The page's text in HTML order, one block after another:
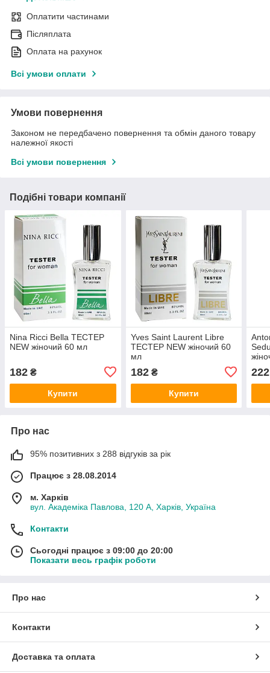
Оплатити частинами
Післяплата
Оплата на рахунок
Всі умови оплати
Умови повернення
Законом не передбачено повернення та обмін даного товару
належної якості
Всі умови повернення
Подібні товари компанії
Nina Ricci Bella ТЕСТЕР
NEW жіночий 60 мл
182 ₴
Купити
Yves Saint Laurent Libre
ТЕСТЕР NEW жіночий 60
мл
182₴
Купити
222
Про нас
95% позитивних з 288 відгуків за рік
Працює з 28.08.2014
м. Харків
вул. Академіка Павлова, 120 А, Харків, Україна
Контакти
Сьогодні працює з 09:00 до 20:00
Показати весь графік роботи
Про нас
Контакти
Доставка та оплата